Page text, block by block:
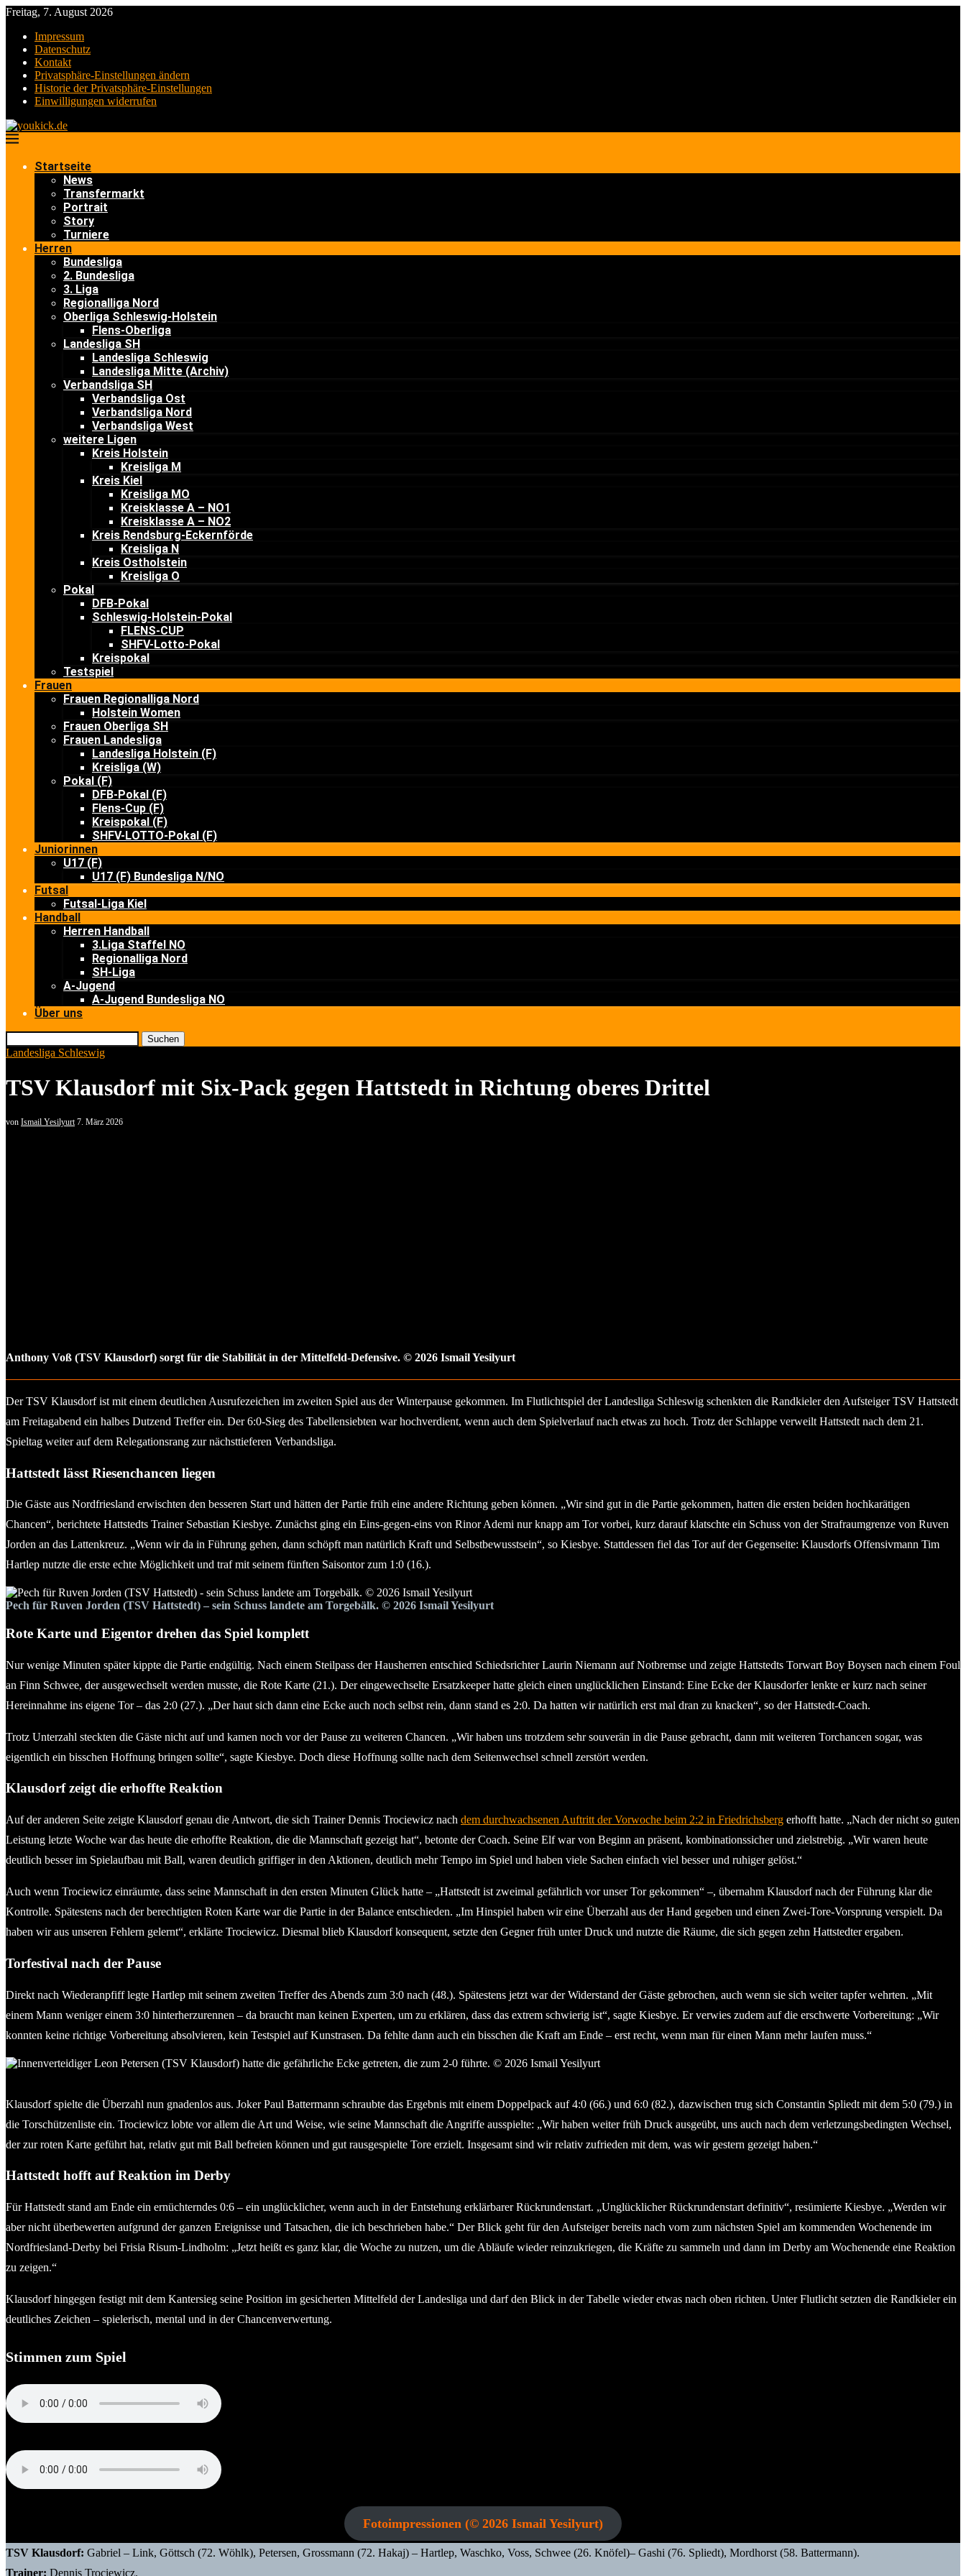
Freitag, 7. August 2026
Impressum
Datenschutz
Kontakt
Privatsphäre-Einstellungen ändern
Historie der Privatsphäre-Einstellungen
Einwilligungen widerrufen
Startseite
News
Transfermarkt
Portrait
Story
Turniere
Herren
Bundesliga
2. Bundesliga
3. Liga
Regionalliga Nord
Oberliga Schleswig-Holstein
Flens-Oberliga
Landesliga SH
Landesliga Schleswig
Landesliga Mitte (Archiv)
Verbandsliga SH
Verbandsliga Ost
Verbandsliga Nord
Verbandsliga West
weitere Ligen
Kreis Holstein
Kreisliga M
Kreis Kiel
Kreisliga MO
Kreisklasse A – NO1
Kreisklasse A – NO2
Kreis Rendsburg-Eckernförde
Kreisliga N
Kreis Ostholstein
Kreisliga O
Pokal
DFB-Pokal
Schleswig-Holstein-Pokal
FLENS-CUP
SHFV-Lotto-Pokal
Kreispokal
Testspiel
Frauen
Frauen Regionalliga Nord
Holstein Women
Frauen Oberliga SH
Frauen Landesliga
Landesliga Holstein (F)
Kreisliga (W)
Pokal (F)
DFB-Pokal (F)
Flens-Cup (F)
Kreispokal (F)
SHFV-LOTTO-Pokal (F)
Juniorinnen
U17 (F)
U17 (F) Bundesliga N/NO
Futsal
Futsal-Liga Kiel
Handball
Herren Handball
3.Liga Staffel NO
Regionalliga Nord
SH-Liga
A-Jugend
A-Jugend Bundesliga NO
Über uns
Suchen
Landesliga Schleswig
TSV Klausdorf mit Six-Pack gegen Hattstedt in Richtung oberes Drittel
von Ismail Yesilyurt 7. März 2026
Anthony Voß (TSV Klausdorf) sorgt für die Stabilität in der Mittelfeld-Defensive. © 2026 Ismail Yesilyurt
Der TSV Klausdorf ist mit einem deutlichen Ausrufezeichen im zweiten Spiel aus der Winterpause gekommen. Im Flutlichtspiel der Landesliga Schleswig schenkten die Randkieler den Aufsteiger TSV Hattstedt
am Freitagabend ein halbes Dutzend Treffer ein. Der 6:0-Sieg des Tabellensiebten war hochverdient, wenn auch dem Spielverlauf nach etwas zu hoch. Trotz der Schlappe verweilt Hattstedt nach dem 21.
Spieltag weiter auf dem Relegationsrang zur nächsttieferen Verbandsliga.
Hattstedt lässt Riesenchancen liegen
Die Gäste aus Nordfriesland erwischten den besseren Start und hätten der Partie früh eine andere Richtung geben können. „Wir sind gut in die Partie gekommen, hatten die ersten beiden hochkarätigen
Chancen“, berichtete Hattstedts Trainer Sebastian Kiesbye. Zunächst ging ein Eins-gegen-eins von Rinor Ademi nur knapp am Tor vorbei, kurz darauf klatschte ein Schuss von der Strafraumgrenze von Ruven
Jorden an das Lattenkreuz. „Wenn wir da in Führung gehen, dann schöpft man natürlich Kraft und Selbstbewusstsein“, so Kiesbye. Stattdessen fiel das Tor auf der Gegenseite: Klausdorfs Offensivmann Tim
Hartlep nutzte die erste echte Möglichkeit und traf mit seinem fünften Saisontor zum 1:0 (16.).
Pech für Ruven Jorden (TSV Hattstedt) – sein Schuss landete am Torgebälk. © 2026 Ismail Yesilyurt
Rote Karte und Eigentor drehen das Spiel komplett
Nur wenige Minuten später kippte die Partie endgültig. Nach einem Steilpass der Hausherren entschied Schiedsrichter Laurin Niemann auf Notbremse und zeigte Hattstedts Torwart Boy Boysen nach einem Foul
an Finn Schwee, der ausgewechselt werden musste, die Rote Karte (21.). Der eingewechselte Ersatzkeeper hatte gleich einen unglücklichen Einstand: Eine Ecke der Klausdorfer lenkte er kurz nach seiner
Hereinnahme ins eigene Tor – das 2:0 (27.). „Der haut sich dann eine Ecke auch noch selbst rein, dann stand es 2:0. Da hatten wir natürlich erst mal dran zu knacken“, so der Hattstedt-Coach.
Trotz Unterzahl steckten die Gäste nicht auf und kamen noch vor der Pause zu weiteren Chancen. „Wir haben uns trotzdem sehr souverän in die Pause gebracht, dann mit weiteren Torchancen sogar, was
eigentlich ein bisschen Hoffnung bringen sollte“, sagte Kiesbye. Doch diese Hoffnung sollte nach dem Seitenwechsel schnell zerstört werden.
Klausdorf zeigt die erhoffte Reaktion
Auf der anderen Seite zeigte Klausdorf genau die Antwort, die sich Trainer Dennis Trociewicz nach dem durchwachsenen Auftritt der Vorwoche beim 2:2 in Friedrichsberg erhofft hatte. „Nach der nicht so guten
Leistung letzte Woche war das heute die erhoffte Reaktion, die die Mannschaft gezeigt hat“, betonte der Coach. Seine Elf war von Beginn an präsent, kombinationssicher und zielstrebig. „Wir waren heute
deutlich besser im Spielaufbau mit Ball, waren deutlich griffiger in den Aktionen, deutlich mehr Tempo im Spiel und haben viele Sachen einfach viel besser und ruhiger gelöst.“
Auch wenn Trociewicz einräumte, dass seine Mannschaft in den ersten Minuten Glück hatte – „Hattstedt ist zweimal gefährlich vor unser Tor gekommen“ –, übernahm Klausdorf nach der Führung klar die
Kontrolle. Spätestens nach der berechtigten Roten Karte war die Partie in der Balance entschieden. „Im Hinspiel haben wir eine Überzahl aus der Hand gegeben und einen Zwei-Tore-Vorsprung verspielt. Da
haben wir aus unseren Fehlern gelernt“, erklärte Trociewicz. Diesmal blieb Klausdorf konsequent, setzte den Gegner früh unter Druck und nutzte die Räume, die sich gegen zehn Hattstedter ergaben.
Torfestival nach der Pause
Direkt nach Wiederanpfiff legte Hartlep mit seinem zweiten Treffer des Abends zum 3:0 nach (48.). Spätestens jetzt war der Widerstand der Gäste gebrochen, auch wenn sie sich weiter tapfer wehrten. „Mit
einem Mann weniger einem 3:0 hinterherzurennen – da braucht man keinen Experten, um zu erklären, dass das extrem schwierig ist“, sagte Kiesbye. Er verwies zudem auf die erschwerte Vorbereitung: „Wir
konnten keine richtige Vorbereitung absolvieren, kein Testspiel auf Kunstrasen. Da fehlte dann auch ein bisschen die Kraft am Ende – erst recht, wenn man für einen Mann mehr laufen muss.“
Klausdorf spielte die Überzahl nun gnadenlos aus. Joker Paul Battermann schraubte das Ergebnis mit einem Doppelpack auf 4:0 (66.) und 6:0 (82.), dazwischen trug sich Constantin Spliedt mit dem 5:0 (79.) in
die Torschützenliste ein. Trociewicz lobte vor allem die Art und Weise, wie seine Mannschaft die Angriffe ausspielte: „Wir haben weiter früh Druck ausgeübt, uns auch nach dem verletzungsbedingten Wechsel,
der zur roten Karte geführt hat, relativ gut mit Ball befreien können und gut rausgespielte Tore erzielt. Insgesamt sind wir relativ zufrieden mit dem, was wir gestern gezeigt haben.“
Hattstedt hofft auf Reaktion im Derby
Für Hattstedt stand am Ende ein ernüchterndes 0:6 – ein unglücklicher, wenn auch in der Entstehung erklärbarer Rückrundenstart. „Unglücklicher Rückrundenstart definitiv“, resümierte Kiesbye. „Werden wir
aber nicht überbewerten aufgrund der ganzen Ereignisse und Tatsachen, die ich beschrieben habe.“ Der Blick geht für den Aufsteiger bereits nach vorn zum nächsten Spiel am kommenden Wochenende im
Nordfriesland-Derby bei Frisia Risum-Lindholm: „Jetzt heißt es ganz klar, die Woche zu nutzen, um die Abläufe wieder reinzukriegen, die Kräfte zu sammeln und dann im Derby am Wochenende eine Reaktion
zu zeigen.“
Klausdorf hingegen festigt mit dem Kantersieg seine Position im gesicherten Mittelfeld der Landesliga und darf den Blick in der Tabelle wieder etwas nach oben richten. Unter Flutlicht setzten die Randkieler ein
deutliches Zeichen – spielerisch, mental und in der Chancenverwertung.
Stimmen zum Spiel
Fotoimpressionen (© 2026 Ismail Yesilyurt)
TSV Klausdorf: Gabriel – Link, Göttsch (72. Wöhlk), Petersen, Grossmann (72. Hakaj) – Hartlep, Waschko, Voss, Schwee (26. Knöfel)– Gashi (76. Spliedt), Mordhorst (58. Battermann).
Trainer: Dennis Trociewicz.